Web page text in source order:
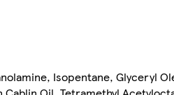
Isopentane, Glyceryl